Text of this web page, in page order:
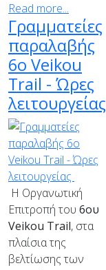
Read more...
Γραμματείες
παραλαβής
6ο Veikou
Trail - Ώρες
λειτουργείας
Η Οργανωτική
Επιτροπή του 6ου
Veikou Trail, στα
πλαίσια της
βελτίωσης των